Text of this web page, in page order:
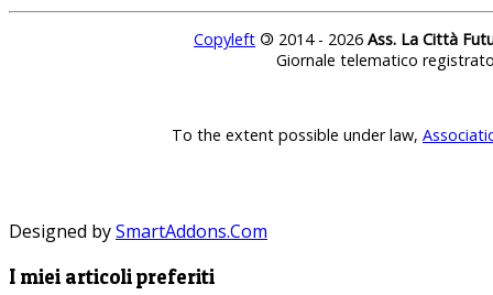
Copyleft © 2014 - 2026 Ass. La Città
Giornale telematico
To the extent possible under law,
Designed bySmartAddons.Com
I miei articoli preferiti